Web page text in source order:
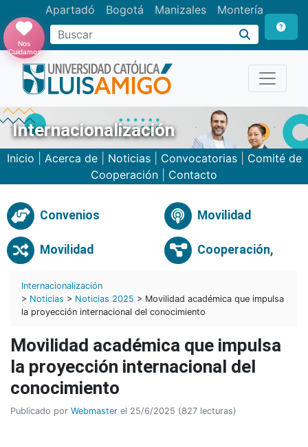
Apartadó Bogotá Manizales Montería
Buscar
Nos
Cuidamos
Internacionalización
Inicio Acerca de| Noticias| Convocatorias| Comité de
Cooperación
Contacto
Convenios Movilidad
Movilidad Cooperación,
Internacionalización
> Noticias > Noticias 2025 > Movilidad académica que impulsa
la proyección internacional del conocimiento
Movilidad académica que impulsa
la proyección internacional del
conocimiento
Publicado por Webmaster el 25/6/2025 (827 lecturas)